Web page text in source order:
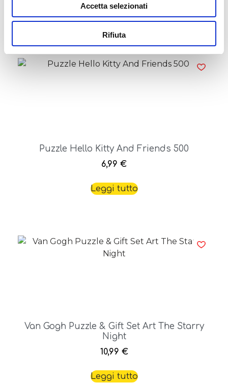
Accetta selezionati
Rifiuta
Aggiungi al carrello
Puzzle Hello Kitty And Friends 500
6,99 €
Leggi tutto
Van Gogh Puzzle & Gift Set Art The Starry
Night
10,99 €
Leggi tutto